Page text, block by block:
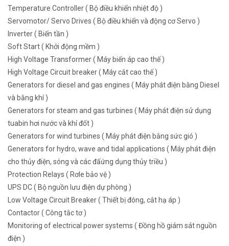
Temperature Controller ( Bộ điều khiển nhiệt độ )
Servomotor/ Servo Drives ( Bộ điều khiển và động cơ Servo )
Inverter ( Biến tần )
Soft Start ( Khởi động mềm )
High Voltage Transformer ( Máy biến áp cao thế )
High Voltage Circuit breaker ( Máy cắt cao thế )
Generators for diesel and gas engines ( Máy phát điện bằng Diesel
và bằng khí )
Generators for steam and gas turbines ( Máy phát điện sử dụng
tuabin hơi nước và khí đốt )
Generators for wind turbines ( Máy phát điện bằng sức gió )
Generators for hydro, wave and tidal applications ( Máy phát điện
cho thủy điện, sóng và các đấứng dụng thủy triều )
Protection Relays ( Rơle bảo vệ )
UPS DC ( Bộ nguồn lưu điện dự phòng )
Low Voltage Circuit Breaker ( Thiết bị đóng, cắt hạ áp )
Contactor ( Công tắc tơ )
Monitoring of electrical power systems ( Đồng hồ giám sát nguồn
điện )